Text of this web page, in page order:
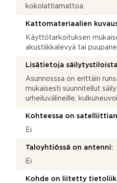
kokolattiamattoa.
Kattomateriaalien
Käyttötarkoituksen
akustiikkalevyä tai
Lisätietoja
Asunnosssa on erittäin
mukaisesti suunnitellut
urheiluvälineille,
Kohteessa on
Ei
Taloyhtiössä on antenni:
Ei
Kohde on liitetty